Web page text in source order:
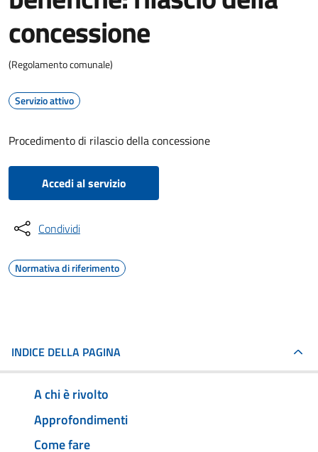
concessione
(Regolamento comunale)
Servizio attivo
Procedimento di rilascio della concessione
Accedi al servizio
Condividi
Normativa di riferimento
INDICE DELLA PAGINA
A chi è rivolto
Approfondimenti
Come fare